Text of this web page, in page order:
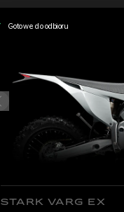
Gotowe do odbioru
STARK VARG EX